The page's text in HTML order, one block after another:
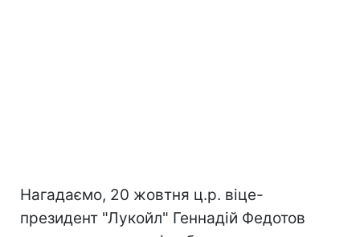
Нагадаємо, 20 жовтня ц.р. віце-
президент "Лукойл" Геннадій Федотов